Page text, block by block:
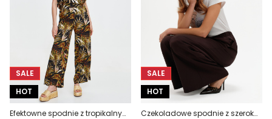
SALE
HOT
Efektowne spodnie z tropikalnym wzorem
SALE
HOT
Czekoladowe spodnie z szeroką nogawką